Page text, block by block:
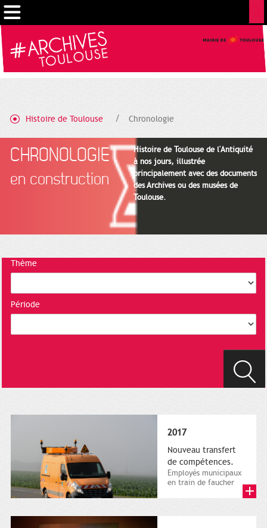
Histoire de Toulouse Chronologie
CHRONOLOGIE
en construction
Histoire de Toulouse de l'Antiquité
à nos jours, illustrée
principalement avec des documents
des Archives ou des musées de
Toulouse.
Thème
Période
2017
Nouveau transfert
de compétences.
Employés municipaux
en train de faucher
Gestion de vos préférences sur les cookies